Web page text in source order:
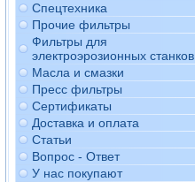
Спецтехника
Прочие фильтры
Фильтры для
электроэрозионных станков
Масла и смазки
Пресс фильтры
Сертификаты
Доставка и оплата
Статьи
Вопрос - Ответ
У нас покупают